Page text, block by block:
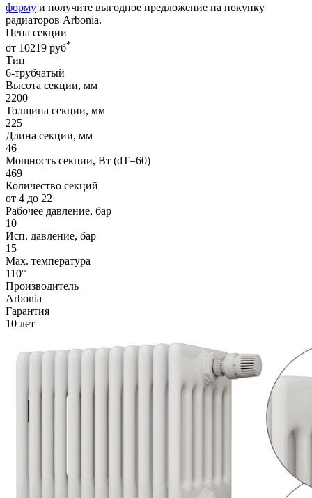
форму и получите выгодное предложение на покупку
радиаторов Arbonia.
Цена секции
от 10219 руб*
Тип
6-трубчатый
Высота секции, мм
2200
Толщина секции, мм
225
Длина секции, мм
46
Мощность секции, Вт (dT=60)
469
Количество секций
от 4 до 22
Рабочее давление, бар
10
Исп. давление, бар
15
Max. температура
110°
Производитель
Arbonia
Гарантия
10 лет